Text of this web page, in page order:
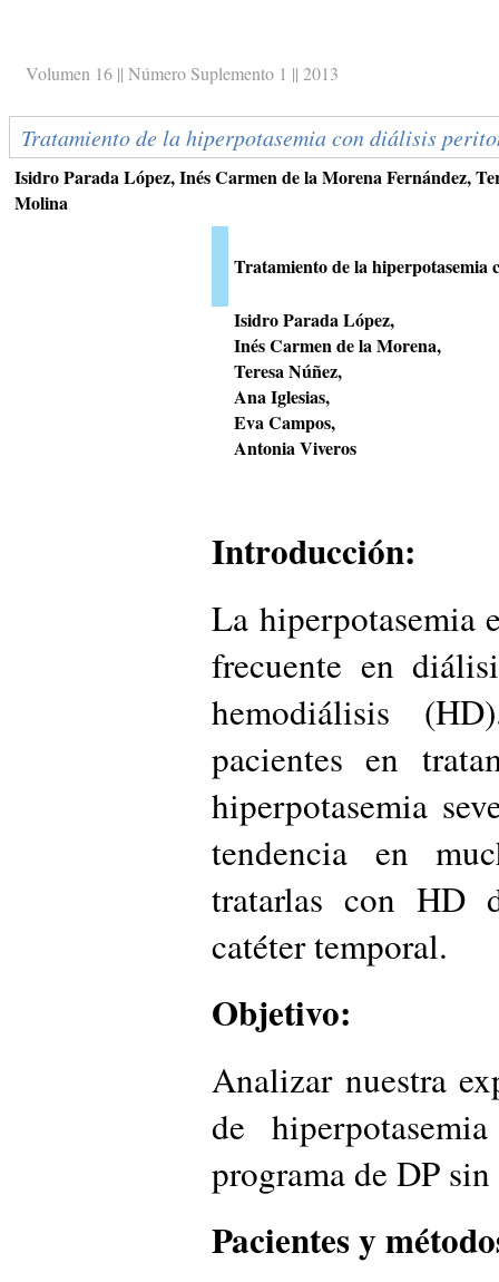
Volumen 16 || Número Suplemento 1 || 2013
Tratamiento de la hiperpotasemia con diálisis
Isidro Parada López, Inés Carmen de la Morena Fernández,
Molina
Tratamiento de la hiperpotasemia
Isidro Parada López,
Inés Carmen de la Morena,
Teresa Núñez,
Ana Iglesias,
Eva Campos,
Antonia Viveros
Introducción:
La hiperpotasemia
frecuente en
hemodiálisis
pacientes en
hiperpotasemia
tendencia en
tratarlas con HD
catéter temporal.
Objetivo:
Analizar nuestra
de
programa de DP
Pacientes y